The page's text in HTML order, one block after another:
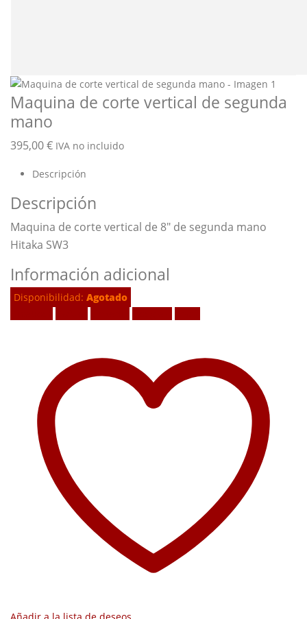
Maquina de corte vertical de segunda
mano
395,00€ IVA no incluido
Descripción
Descripción
Maquina de corte vertical de 8″ de segunda mano
Hitaka SW3
Información adicional
Disponibilidad: Agotado